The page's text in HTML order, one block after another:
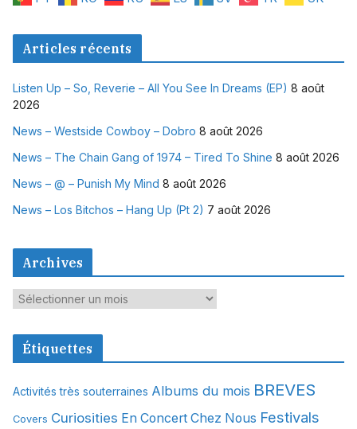
Articles récents
Listen Up – So, Reverie – All You See In Dreams (EP) 8 août
2026
News – Westside Cowboy – Dobro 8 août 2026
News – The Chain Gang of 1974 – Tired To Shine 8 août 2026
News – @ – Punish My Mind 8 août 2026
News – Los Bitchos – Hang Up (Pt 2) 7 août 2026
Archives
A
c
v
e
Étiquettes
Activités très souterraines Albums du mois BREVES
Covers Curiosities En Concert Chez Nous Festivals